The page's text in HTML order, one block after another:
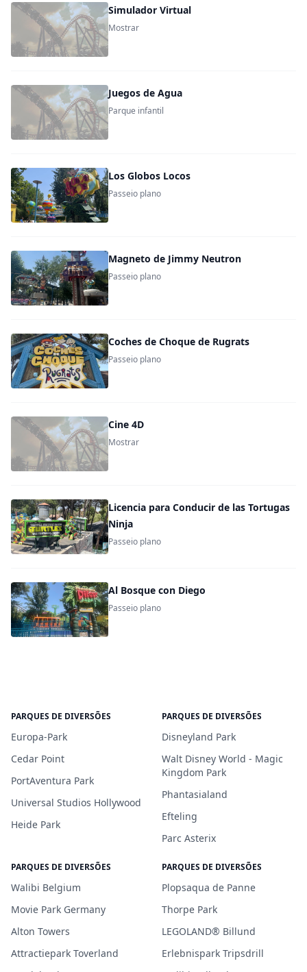
Simulador Virtual
Mostrar
Juegos de Agua
Parque infantil
Los Globos Locos
Passeio plano
Magneto de Jimmy Neutron
Passeio plano
Coches de Choque de Rugrats
Passeio plano
Cine 4D
Mostrar
Licencia para Conducir de las Tortugas
Ninja
Passeio plano
Al Bosque con Diego
Passeio plano
PARQUES DE DIVERSÕES
Europa-Park
Cedar Point
PortAventura Park
Universal Studios Hollywood
Heide Park
PARQUES DE DIVERSÕES
Disneyland Park
Walt Disney World - Magic
Kingdom Park
Phantasialand
Efteling
Parc Asterix
PARQUES DE DIVERSÕES
Walibi Belgium
Movie Park Germany
Alton Towers
Attractiepark Toverland
PARQUES DE DIVERSÕES
Plopsaqua de Panne
Thorpe Park
LEGOLAND® Billund
Erlebnispark Tripsdrill